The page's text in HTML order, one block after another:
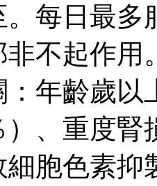
每日最多
不起作用
：年齡歲
、重度腎
細胞色素